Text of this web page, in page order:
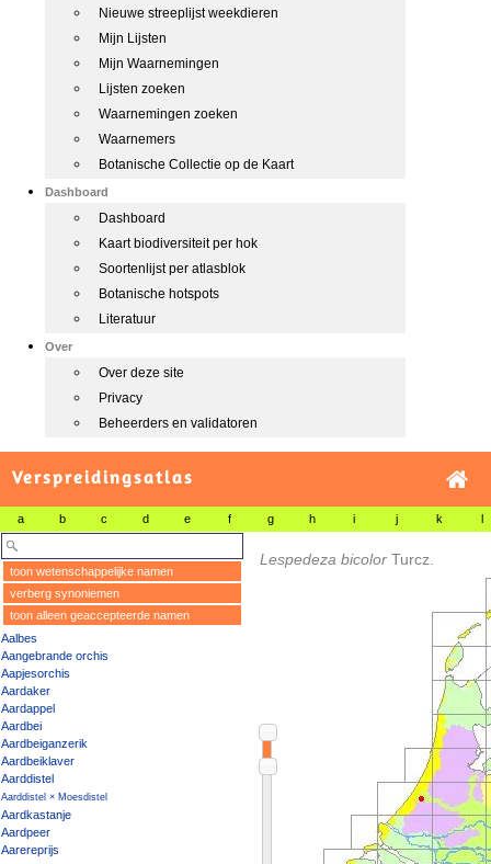
Nieuwe streeplijst weekdieren
Mijn Lijsten
Mijn Waarnemingen
Lijsten zoeken
Waarnemingen zoeken
Waarnemers
Botanische Collectie op de Kaart
Dashboard
Dashboard
Kaart biodiversiteit per hok
Soortenlijst per atlasblok
Botanische hotspots
Literatuur
Over
Over deze site
Privacy
Beheerders en validatoren
Verspreidingsatlas
a b c d e f g h i j k l
toon wetenschappelijke namen
verberg synoniemen
toon alleen geaccepteerde namen
Aalbes
Aangebrande orchis
Aapjesorchis
Aardaker
Aardappel
Aardbei
Aardbeiganzerik
Aardbeiklaver
Aarddistel
Aarddistel × Moesdistel
Aardkastanje
Aardpeer
Aarereprijs
Lespedeza bicolor Turcz.